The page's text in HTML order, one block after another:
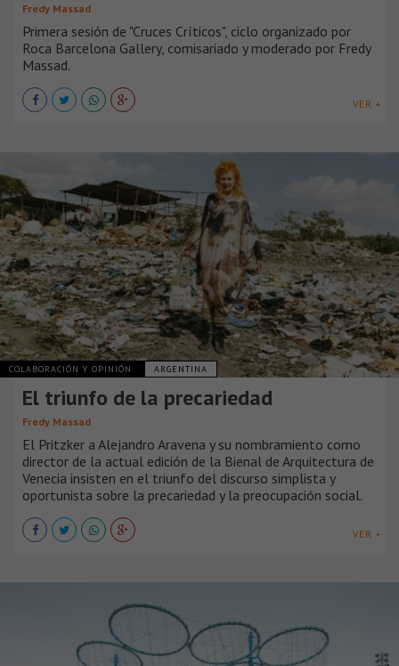
Fredy Massad
Primera sesión de "Cruces Críticos", ciclo organizado por
Roca Barcelona Gallery, comisariado y moderado por Fredy
Massad.
VER +
COLABORACIÓN Y OPINIÓN ARGENTINA
El triunfo de la precariedad
Fredy Massad
El Pritzker a Alejandro Aravena y su nombramiento como
director de la actual edición de la Bienal de Arquitectura de
Venecia insisten en el triunfo del discurso simplista y
oportunista sobre la precariedad y la preocupación social.
VER +